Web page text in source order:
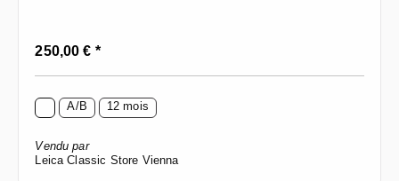
Prix régulier :
250,00 € *
A/B 12 mois
Vendu par
Leica Classic Store Vienna